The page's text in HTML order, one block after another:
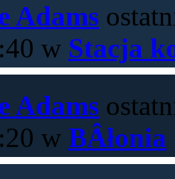
Adams
w Stacja
Adams
w BÂłonia